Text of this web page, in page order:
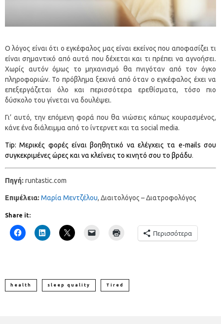
Ο λόγος είναι ότι ο εγκέφαλος μας είναι εκείνος που αποφασίζει τι
είναι σημαντικό από αυτά που δέχεται και τι πρέπει να αγνοήσει.
Χωρίς αυτόν όμως το μηχανισμό θα πνιγόταν από τον όγκο
πληροφοριών. Το πρόβλημα ξεκινά από όταν ο εγκέφαλος έχει να
επεξεργάζεται όλο και περισσότερα ερεθίσματα, τόσο πιο
δύσκολο του γίνεται να δουλέψει.
Γι’ αυτό, την επόμενη φορά που θα νιώσεις κάπως κουρασμένος,
κάνε ένα διάλειμμα από το ίντερνετ και τα social media.
Tip: Μερικές φορές είναι βοηθητικό να ελέγχεις τα e-mails σου
συγκεκριμένες ώρες και να κλείνεις το κινητό σου το βράδυ.
Πηγή: runtastic.com
Επιμέλεια: Μαρία Μεντζέλου, Διαιτολόγος – Διατροφολόγος
Share it:
Περισσότερα
health sleep quality Tired